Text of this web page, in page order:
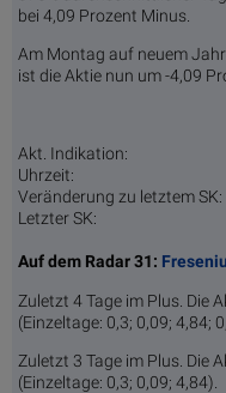
bei 4,09 Prozent Minus.
Am Montag auf neuem
ist die Aktie nun um -4,09
Akt. Indikation:
Uhrzeit:
Veränderung zu letztem SK:
Letzter SK:
Auf dem Radar 31:
Zuletzt 4 Tage im Plus. Die
(Einzeltage: 0,3; 0,09; 4,84;
Zuletzt 3 Tage im Plus. Die
(Einzeltage: 0,3; 0,09; 4,84).